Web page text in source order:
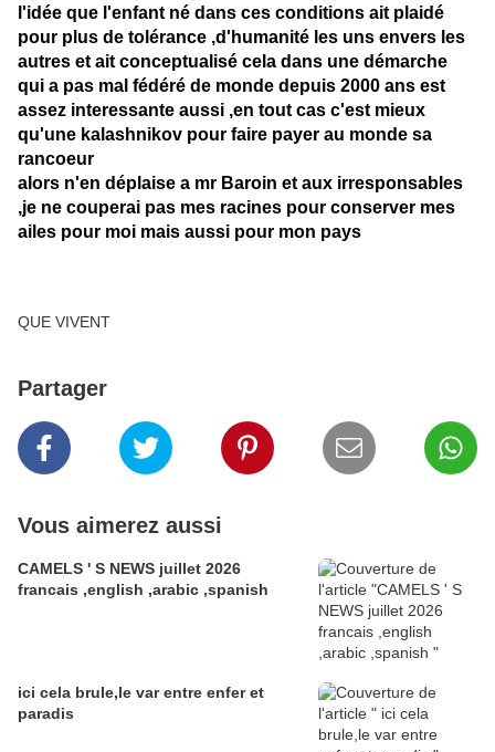
l'idée que l'enfant né dans ces conditions ait plaidé
pour plus de tolérance ,d'humanité les uns envers les
autres et ait conceptualisé cela dans une démarche
qui a pas mal fédéré de monde depuis 2000 ans est
assez interessante aussi ,en tout cas c'est mieux
qu'une kalashnikov pour faire payer au monde sa
rancoeur
alors n'en déplaise a mr Baroin et aux irresponsables
,je ne couperai pas mes racines pour conserver mes
ailes pour moi mais aussi pour mon pays
QUE VIVENT
Partager
Vous aimerez aussi
CAMELS ' S NEWS juillet 2026
francais ,english ,arabic ,spanish
ici cela brule,le var entre enfer et
paradis